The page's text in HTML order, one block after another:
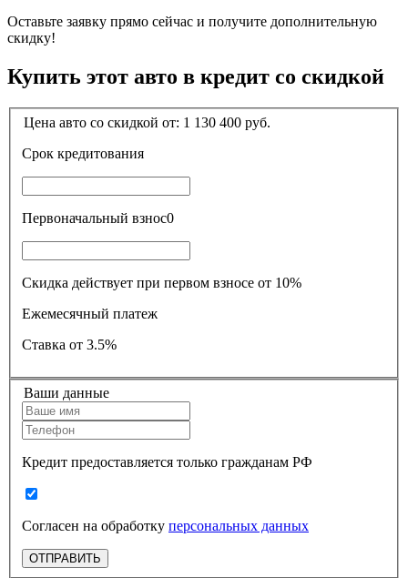
Оставьте заявку прямо сейчас и получите дополнительную
скидку!
Купить этот авто в кредит со скидкой
Цена авто со скидкой от: 1 130 400 руб.
Срок кредитования
Первоначальный взнос0
Скидка действует при первом взносе от 10%
Ежемесячный платеж
Ставка от 3.5%
Ваши данные
Кредит предоставляется только гражданам РФ
Согласен на обработку персональных данных
ОТПРАВИТЬ